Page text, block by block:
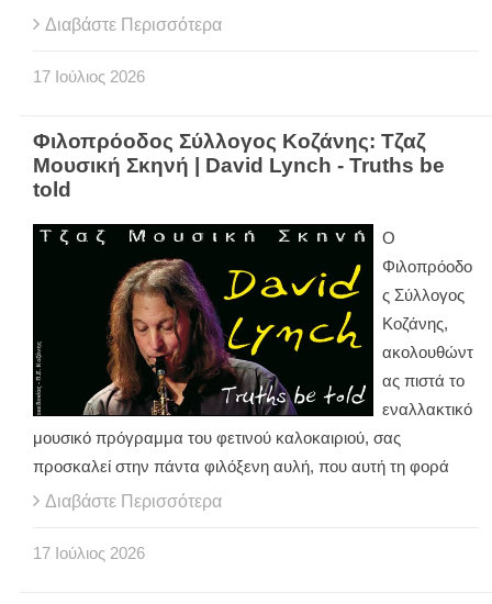
Διαβάστε Περισσότερα
17 Ιούλιος 2026
Φιλοπρόοδος Σύλλογος Κοζάνης: Τζαζ
Μουσική Σκηνή | David Lynch - Truths be
told
Ο
Φιλοπρόοδο
ς Σύλλογος
Κοζάνης,
ακολουθώντ
ας πιστά το
εναλλακτικό
μουσικό πρόγραμμα του φετινού καλοκαιριού, σας
προσκαλεί στην πάντα φιλόξενη αυλή, που αυτή τη φορά
Διαβάστε Περισσότερα
17 Ιούλιος 2026